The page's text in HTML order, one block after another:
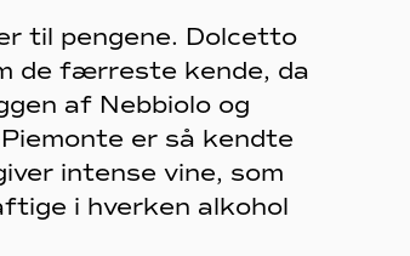
til pengene. Dolcetto
de færreste kende, da
af Nebbiolo og
er så kendte
intense vine, som
i hverken alkohol